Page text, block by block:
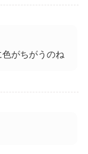
がちがうのね